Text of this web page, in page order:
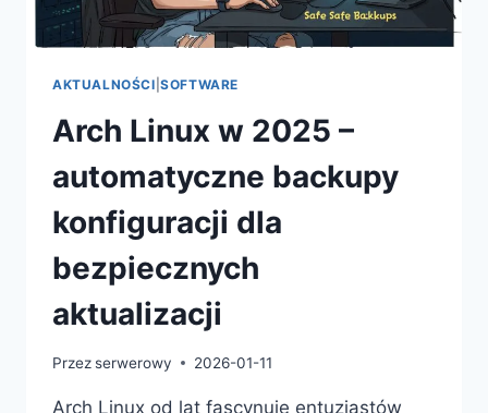
AKTUALNOŚCI |SOFTWARE
Arch Linux w 2025 –
automatyczne backupy
konfiguracji dla
bezpiecznych
aktualizacji
Przezserwerowy 2026-01-11
Arch Linux od lat fascynuje entuzjastów